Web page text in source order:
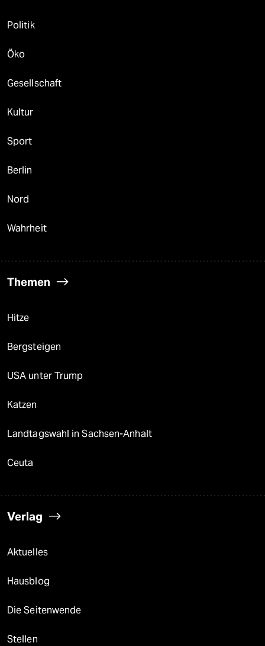
Politik
Öko
Gesellschaft
Kultur
Sport
Berlin
Nord
Wahrheit
Themen
Hitze
Bergsteigen
USA unter Trump
Katzen
Landtagswahl in Sachsen-Anhalt
Ceuta
Verlag
Aktuelles
Hausblog
Die Seitenwende
Stellen